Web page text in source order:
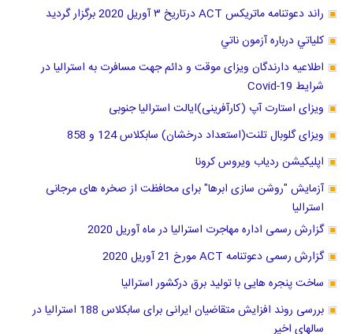
راند دعوتنامه ماتریکس ACT درتاریخ ٣ آوریل 2020 برگزار گرديد
كلياتي درباره آزمون ناتي
اطلاعیه دارندگان ویزای موقت و دائم جهت مسافرت به استرالیا در
شرایط Covid-19
ویزای استارت آپ (کارآفرینی)ایالت استرالیا جنوبی
ویزای گلوبال تلنت(استعداد درخشان) سابکلاس 124 و 858
اپلیکیشن ردیاب ویروس کرونا
آزمایش "روشن سازی ابرها" برای محافظت از صخره های مرجانی
استرالیا
گزارش رسمی اداره مهاجرت استرالیا در ماه آوریل 2020
گزارش رسمی دعوتنامه ACT مورخ 21 آوریل 2020
ساخت پنجره هایی با تولید برق درکشور استرالیا
بررسی روند افزایش متقاضیان ایرانی برای سابکلاس 188 استرالیا در
سالهای اخیر